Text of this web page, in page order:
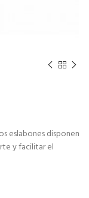
eslabones disponen
y facilitar el